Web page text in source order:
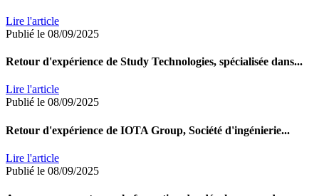
Lire l'article
Publié le 08/09/2025
Retour d'expérience de Study Technologies, spécialisée dans...
Lire l'article
Publié le 08/09/2025
Retour d'expérience de IOTA Group, Société d'ingénierie...
Lire l'article
Publié le 08/09/2025